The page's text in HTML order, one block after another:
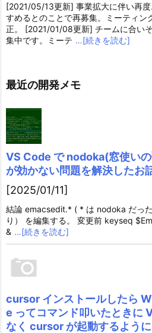
[2021/05/13更新] 事業拡大に伴い再
すめるとのことで再募集。ミーティン
正。 [2021/01/08更新] チームに合い
集中です。ミーテ …[続きを読む]
最近の開発メモ
VS Code で nodoka(窓使い
が効かない問題を解決したお
[2025/01/11]
結論 emacsedit.* ( * は nodoka だっ
り） を編集する。 変更前 keyseq
& …[続きを読む]
cursor インストールしたら
e ってコマンド叩いたときに
なく cursor が起動するよう